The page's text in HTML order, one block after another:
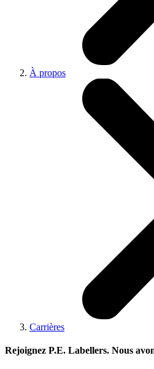
À propos
Carrières
Rejoignez P.E. Labellers. Nous